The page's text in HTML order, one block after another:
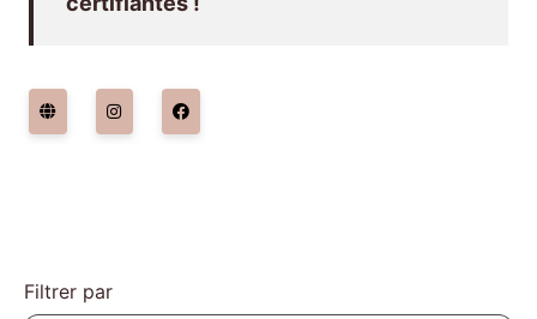
Filtrer par